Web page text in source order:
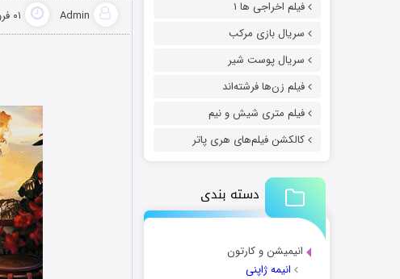
فیلم اخراجی ها ۱
سریال بازی مرکب
سریال پوست شیر
فیلم زن‌ها فرشته‌اند
فیلم متری شیش و نیم
کالکشن فیلم‌های هری پاتر
دسته بندی
انیمیشن و کارتون
انیمه ژاپنی
Admin ۰۱ فروردین ۱۳۹۵